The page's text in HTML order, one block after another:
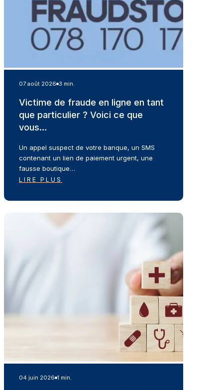
07 août 2026 3 min.
Victime de fraude en ligne en tant
que particulier ? Voici ce que
vous…
Un appel suspect de votre banque, un SMS
contenant un lien de paiement urgent, une
fausse boutique…
LIRE PLUS
04 juin 2026 1 min.